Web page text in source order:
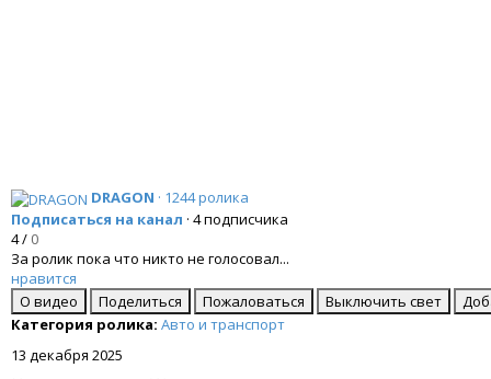
DRAGON · 1244 ролика
Подписаться на канал · 4 подписчика
4/ 0
За ролик пока что никто не голосовал...
нравится
О видео
Поделиться Пожаловаться Выключить свет
Категория ролика: Авто и транспорт
13 декабря 2025